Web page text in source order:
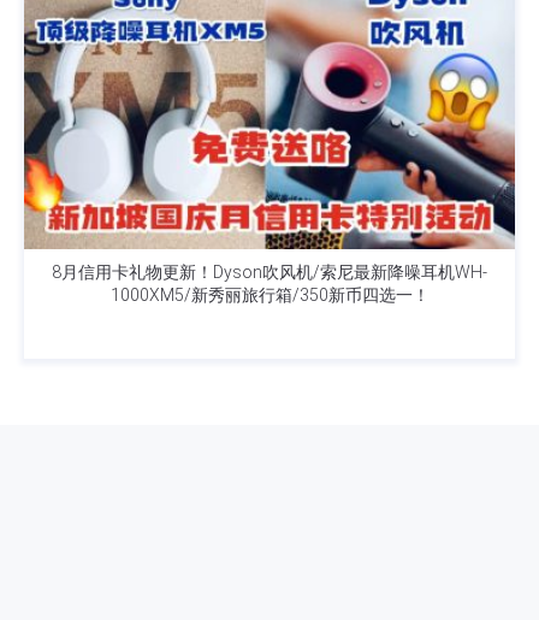
8月信用卡礼物更新！Dyson吹风机/索尼最新降噪耳机WH-
1000XM5/新秀丽旅行箱/350新币四选一！